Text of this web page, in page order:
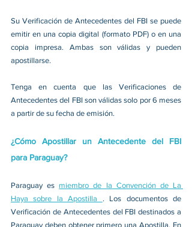
Su Verificación de Antecedentes del FBI se puede
emitir en una copia digital (formato PDF) o en una
copia impresa. Ambas son válidas y pueden
apostillarse.
Tenga en cuenta que las Verificaciones de
Antecedentes del FBI son válidas solo por 6 meses
a partir de su fecha de emisión.
¿Cómo Apostillar un Antecedente del FBI
para Paraguay?
Paraguay es miembro de la Convención de La
Haya sobre la Apostilla . Los documentos de
Verificación de Antecedentes del FBI destinados a
Paraguay deben obtener primero una Apostilla. En